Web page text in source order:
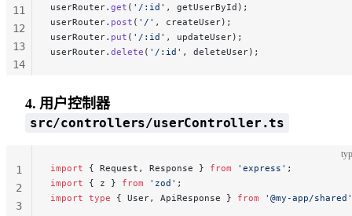
userRouter. get ( '/:id' , getUserById);
userRouter. post ( '/' , createUser);
userRouter. put ( '/:id' , updateUser);
userRouter. delete ( '/:id' , deleteUser);
11
12
13
14
4. 用户控制器
src/controllers/userController.ts
import { Request, Response } from 'express' ;
import { z } from 'zod' ;
import type { User, ApiResponse } from '@my-app/shared'
1
2
3